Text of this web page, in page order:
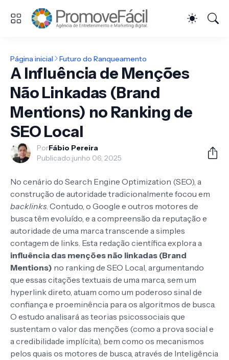
Página inicial Futuro do Ranqueamento
A Influência de Menções
Não Linkadas (Brand
Mentions) no Ranking de
SEO Local
PorFábio Pereira
Publicado:junho 06, 2025
No cenário do Search Engine Optimization (SEO), a
construção de autoridade tradicionalmente focou em
backlinks. Contudo, o Google e outros motores de
busca têm evoluído, e a compreensão da reputação e
autoridade de uma marca transcende a simples
contagem de links. Esta redação científica explora a
influência das menções não linkadas (Brand
Mentions) no ranking de SEO Local, argumentando
que essas citações textuais de uma marca, sem um
hyperlink direto, atuam como um poderoso sinal de
confiança e proeminência para os algoritmos de busca.
O estudo analisará as teorias psicossociais que
sustentam o valor das menções (como a prova social e
a credibilidade implícita), bem como os mecanismos
pelos quais os motores de busca, através de Inteligência